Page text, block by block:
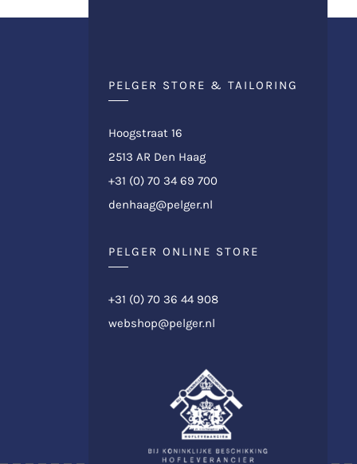
PELGER STORE & TAILORING
Hoogstraat 16
2513 AR Den Haag
+31 (0) 70 34 69 700
denhaag@pelger.nl
PELGER ONLINE STORE
+31 (0) 70 36 44 908
webshop@pelger.nl